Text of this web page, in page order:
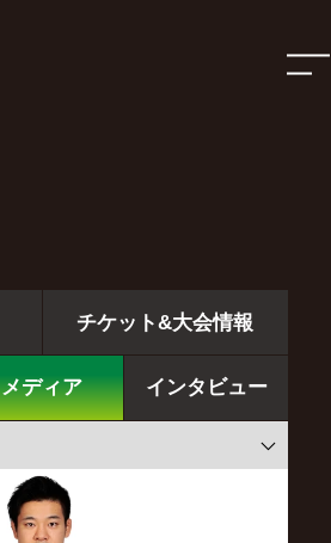
チケット&大会情報
メディア インタビュー